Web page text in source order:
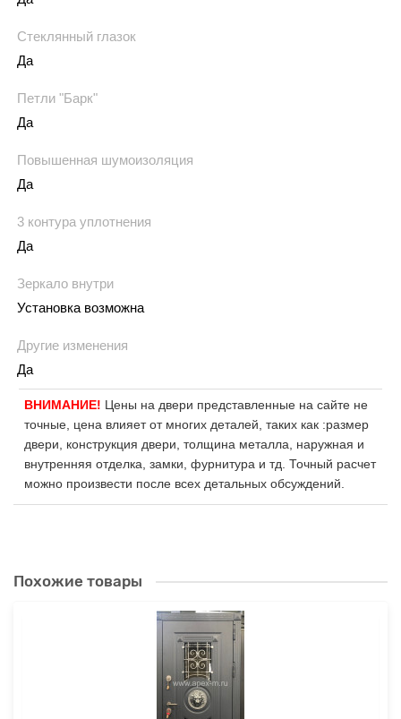
Стеклянный глазок
Да
Петли "Барк"
Да
Повышенная шумоизоляция
Да
3 контура уплотнения
Да
Зеркало внутри
Установка возможна
Другие изменения
Да
ВНИМАНИЕ! Цены на двери представленные на сайте не
точные, цена влияет от многих деталей, таких как :размер
двери, конструкция двери, толщина металла, наружная и
внутренняя отделка, замки, фурнитура и тд. Точный расчет
можно произвести после всех детальных обсуждений.
Похожие товары